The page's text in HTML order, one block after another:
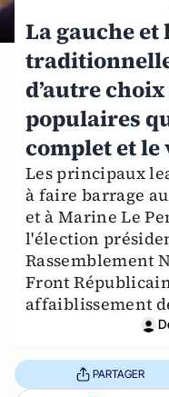
La gauche
traditionnelle
d’autre
populaires
complet et
Les principaux
à faire barrage
et à Marine Le
l'élection
Rassemblement
Front
affaiblissement
PARTAGER